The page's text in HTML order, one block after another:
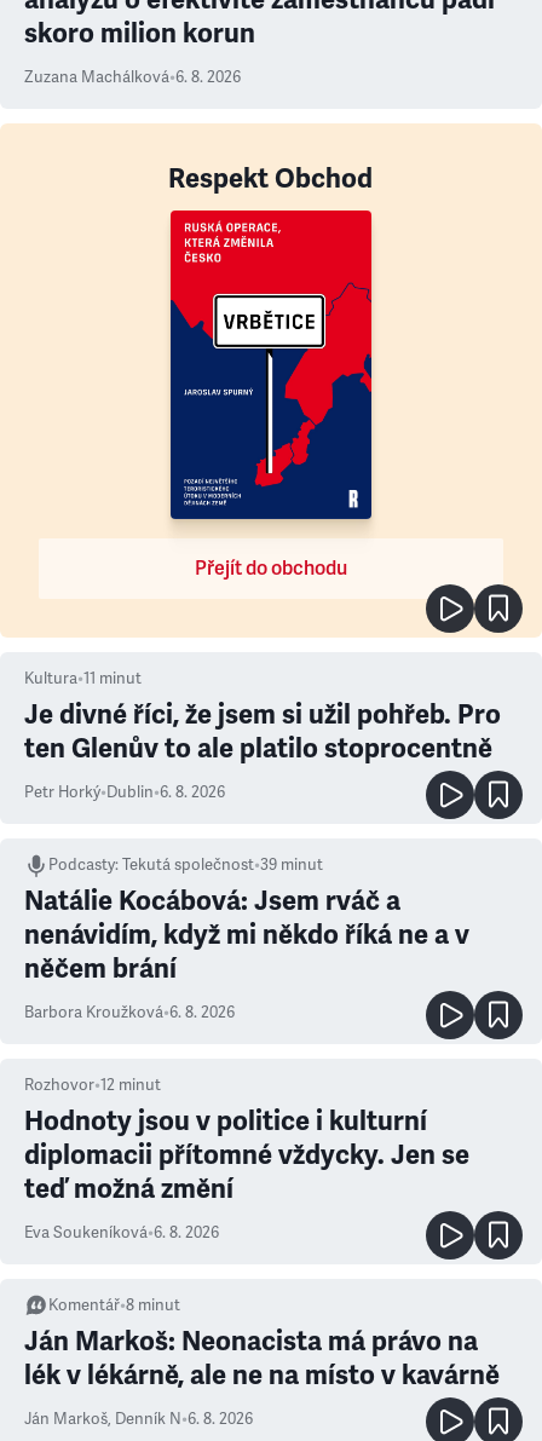
skoro milion korun
Zuzana Machálková•6. 8. 2026
Respekt Obchod
Přejít do obchodu
Kultura•11 minut
Je divné říci, že jsem si užil pohřeb. Pro
ten Glenův to ale platilo stoprocentně
Petr Horký•Dublin•6. 8. 2026
Podcasty:Tekutá společnost•39 minut
Natálie Kocábová: Jsem rváč a
nenávidím, když mi někdo říká ne a v
něčem brání
Barbora Kroužková•6. 8. 2026
Rozhovor•12 minut
Hodnoty jsou v politice i kulturní
diplomacii přítomné vždycky. Jen se
teď možná změní
Eva Soukeníková•6. 8. 2026
Komentář•8 minut
Ján Markoš: Neonacista má právo na
lék v lékárně, ale ne na místo v kavárně
Ján Markoš, Denník N•6. 8. 2026